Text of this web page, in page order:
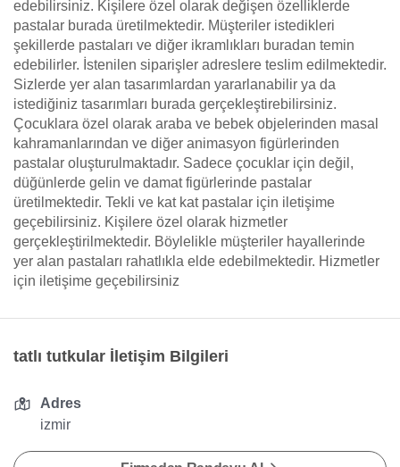
edebilirsiniz. Kişilere özel olarak değişen özelliklerde
pastalar burada üretilmektedir. Müşteriler istedikleri
şekillerde pastaları ve diğer ikramlıkları buradan temin
edebilirler. İstenilen siparişler adreslere teslim edilmektedir.
Sizlerde yer alan tasarımlardan yararlanabilir ya da
istediğiniz tasarımları burada gerçekleştirebilirsiniz.
Çocuklara özel olarak araba ve bebek objelerinden masal
kahramanlarından ve diğer animasyon figürlerinden
pastalar oluşturulmaktadır. Sadece çocuklar için değil,
düğünlerde gelin ve damat figürlerinde pastalar
üretilmektedir. Tekli ve kat kat pastalar için iletişime
geçebilirsiniz. Kişilere özel olarak hizmetler
gerçekleştirilmektedir. Böylelikle müşteriler hayallerinde
yer alan pastaları rahatlıkla elde edebilmektedir. Hizmetler
için iletişime geçebilirsiniz
tatlı tutkular İletişim Bilgileri
Adres
izmir